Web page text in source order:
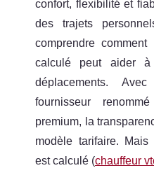
confort, flexibilité et
des trajets
comprendre
calculé peut aider
déplacements.
fournisseur
premium, la
modèle tarifaire. Mais
est calculé (chauffeur